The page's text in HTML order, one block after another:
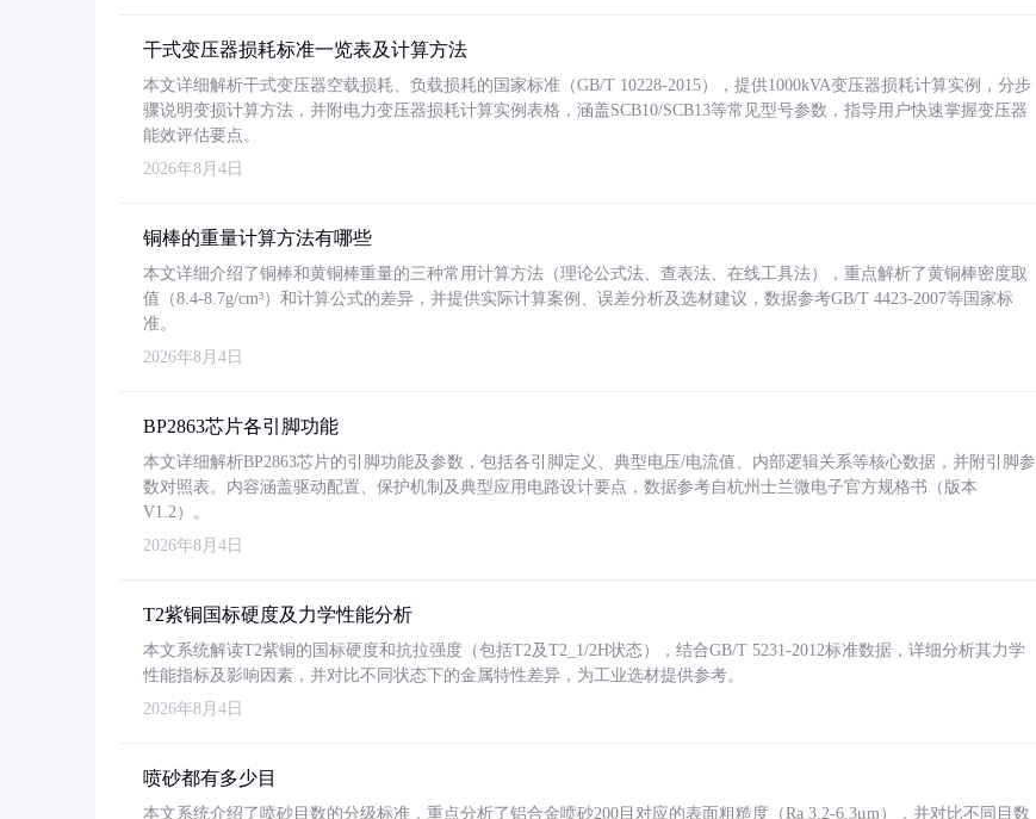
干式变压器损耗标准一览表及计算方法
本文详细解析干式变压器空载损耗、负载损耗的国家标准（GB/T 10228-2015），提供1000kVA变压器损耗计算实例，分步
骤说明变损计算方法，并附电力变压器损耗计算实例表格，涵盖SCB10/SCB13等常见型号参数，指导用户快速掌握变压器
能效评估要点。
2026年8月4日
铜棒的重量计算方法有哪些
本文详细介绍了铜棒和黄铜棒重量的三种常用计算方法（理论公式法、查表法、在线工具法），重点解析了黄铜棒密度取
值（8.4-8.7g/cm³）和计算公式的差异，并提供实际计算案例、误差分析及选材建议，数据参考GB/T 4423-2007等国家标
准。
2026年8月4日
BP2863芯片各引脚功能
本文详细解析BP2863芯片的引脚功能及参数，包括各引脚定义、典型电压/电流值、内部逻辑关系等核心数据，并附引脚参
数对照表。内容涵盖驱动配置、保护机制及典型应用电路设计要点，数据参考自杭州士兰微电子官方规格书（版本
V1.2）。
2026年8月4日
T2紫铜国标硬度及力学性能分析
本文系统解读T2紫铜的国标硬度和抗拉强度（包括T2及T2_1/2H状态），结合GB/T 5231-2012标准数据，详细分析其力学
性能指标及影响因素，并对比不同状态下的金属特性差异，为工业选材提供参考。
2026年8月4日
喷砂都有多少目
本文系统介绍了喷砂目数的分级标准，重点分析了铝合金喷砂200目对应的表面粗糙度（Ra 3.2-6.3μm），并对比不同目数